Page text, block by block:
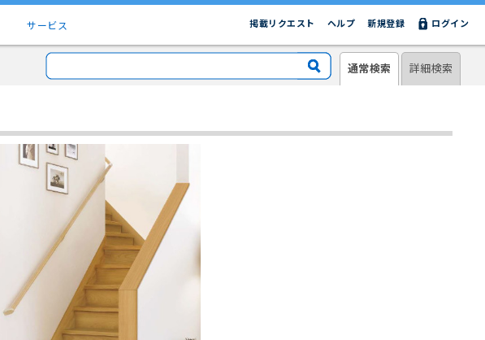
サービス ログイン
新規登録
ヘルプ
掲載リクエスト
通常検索 詳細検索